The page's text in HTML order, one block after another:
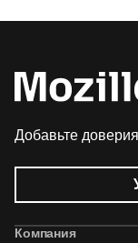
Добавьте
Компания